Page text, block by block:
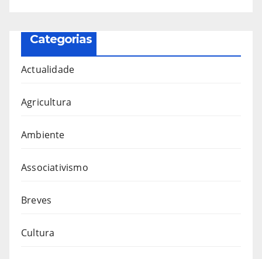
Categorias
Actualidade
Agricultura
Ambiente
Associativismo
Breves
Cultura